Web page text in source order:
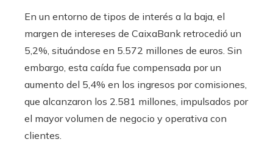
En un entorno de tipos de interés a la baja, el
margen de intereses de CaixaBank retrocedió un
5,2%, situándose en 5.572 millones de euros. Sin
embargo, esta caída fue compensada por un
aumento del 5,4% en los ingresos por comisiones,
que alcanzaron los 2.581 millones, impulsados por
el mayor volumen de negocio y operativa con
clientes.